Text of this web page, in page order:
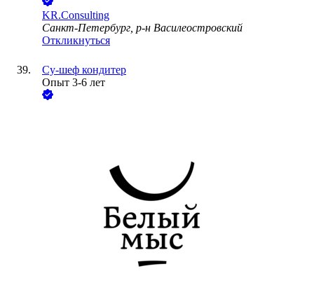
KR.Consulting
Санкт-Петербург, р-н Василеостровский
Откликнуться
Су-шеф кондитер
Опыт 3-6 лет